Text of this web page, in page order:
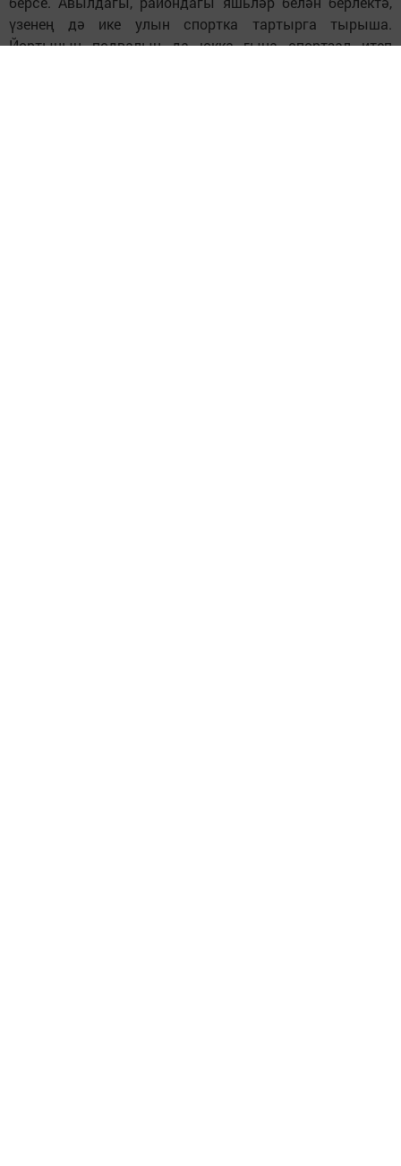
үзенең дә ике улын спортка тартырга тырыша.
Йортының подвалын да юкка гына спортзал итеп